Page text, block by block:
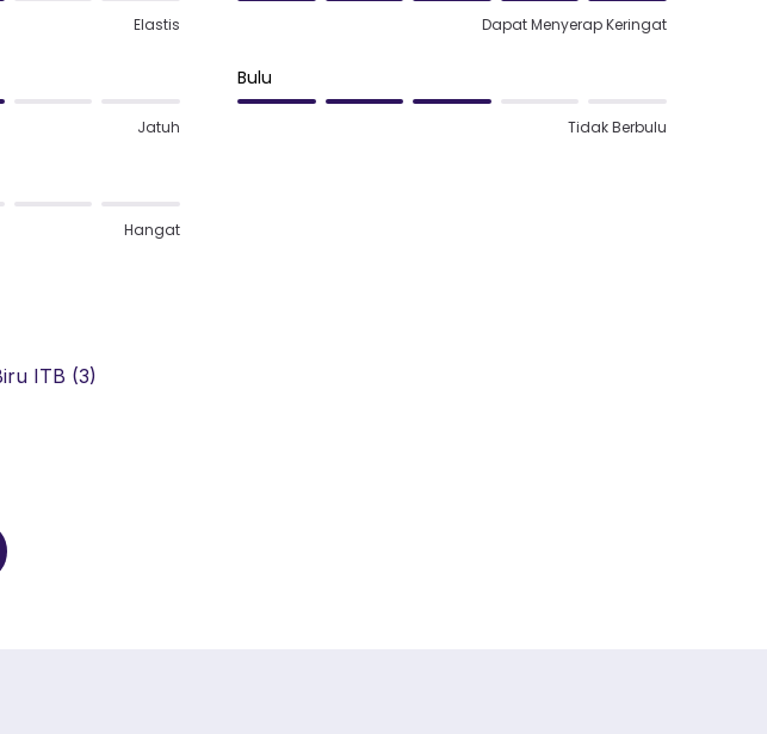
Elastis Dapat Menyerap Keringat
Jatuh
Bulu
Tidak Berbulu
Hangat